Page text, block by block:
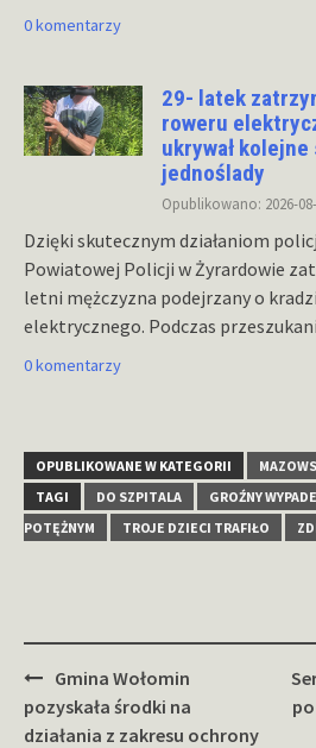
0 komentarzy
29- latek
roweru
ukrywał
jednoślady
Opublikowano: 2026-
Dzięki skutecznym działaniom
Powiatowej Policji w Żyrardowie
letni mężczyzna podejrzany o
elektrycznego. Podczas
0 komentarzy
OPUBLIKOWANE W KATEGORII
TAGI
DO SZPITALA GROŹNY
POTĘŻNYM
TROJE DZIECI TRAFIŁO
Zobacz
wpisy
Gmina Wołomin
pozyskała środki na
działania z zakresu ochrony